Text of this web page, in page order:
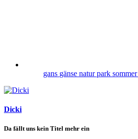
gans gänse naturpark sommer
Dicki
Da fällt uns kein Titel mehr ein